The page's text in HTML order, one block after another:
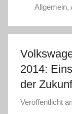
Allgemein,
2014:
der
Veröffentlicht